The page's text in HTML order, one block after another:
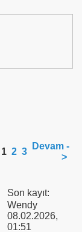
1 2 3
Devam -
>
Son kayıt:
Wendy
08.02.2026,
01:51